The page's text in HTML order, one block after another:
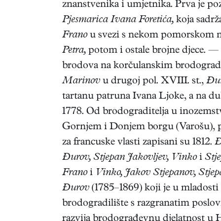
znanstvenika i umjetnika. Prva je
Pjesmarica Ivana Foretića, koja
Franou svezi s nekom pomorskom
Petra, potom i ostale brojne djece.
brodova na korčulanskim
Marinov u drugoj pol. XVIII. st.,
tartanu patruna Ivana Ljoke, a na
1778. Od brodograditelja u
Gornjem i Donjem borgu
za francuske vlasti zapisani su 1812.
Đurov, Stjepan Jakovljev, Vinkoi
Franoi Vinko, Jakov Stjepanov,
Đurov (1785–1869) koji je u
brodogradilište s razgranatim